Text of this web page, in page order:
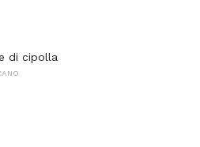
di cipolla